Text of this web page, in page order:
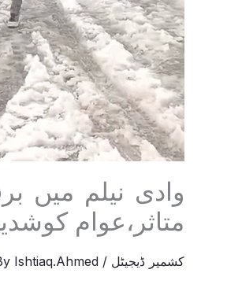
وادی نیلم میں
متاثر،عوام
کشمیر ڈیجیٹل /
Ishtiaq.Ahmed